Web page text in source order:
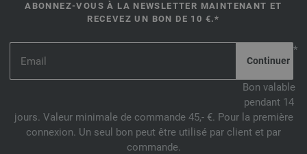
ABONNEZ-VOUS À LA NEWSLETTER MAINTENANT ET
RECEVEZ UN BON DE 10 €.*
*
Bon valable
pendant 14
jours. Valeur minimale de commande 45,- €. Pour la première
connexion. Un seul bon peut être utilisé par client et par
commande.